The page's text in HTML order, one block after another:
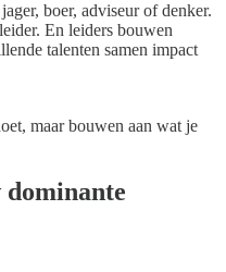
boer, adviseur of denker.
En leiders bouwen
talenten samen impact
maar bouwen aan wat je